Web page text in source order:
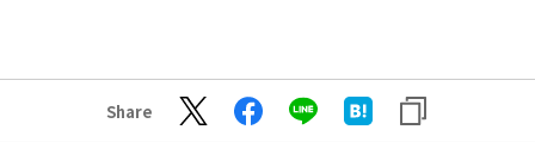
Share